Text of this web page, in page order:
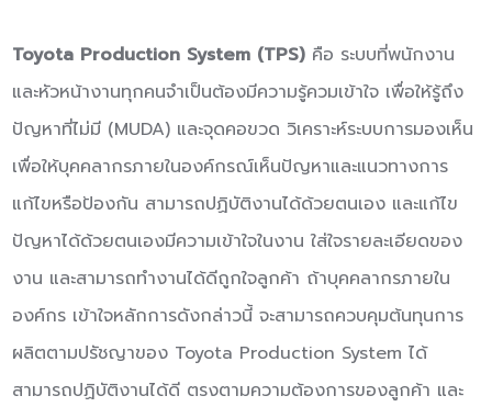
Toyota Production System (TPS) คือ ระบบที่พนักงาน
และหัวหน้างานทุกคนจำเป็นต้องมีความรู้ควมเข้าใจ เพื่อให้รู้ถึง
ปัญหาที่ไม่มี (MUDA) และจุดคอขวด วิเคราะห์ระบบการมองเห็น
เพื่อให้บุคคลากรภายในองค์กรณ์เห็นปัญหาและแนวทางการ
แก้ไขหรือป้องกัน สามารถปฏิบัติงานได้ด้วยตนเอง และแก้ไข
ปัญหาได้ด้วยตนเองมีความเข้าใจในงาน ใส่ใจรายละเอียดของ
งาน และสามารถทำงานได้ดีถูกใจลูกค้า ถ้าบุคคลากรภายใน
องค์กร เข้าใจหลักการดังกล่าวนี้ จะสามารถควบคุมต้นทุนการ
ผลิตตามปรัชญาของ Toyota Production System ได้
สามารถปฏิบัติงานได้ดี ตรงตามความต้องการของลูกค้า และ